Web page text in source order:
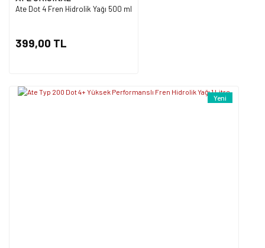
Ate Dot 4 Fren Hidrolik Yağı 500 ml
399,00 TL
Yeni